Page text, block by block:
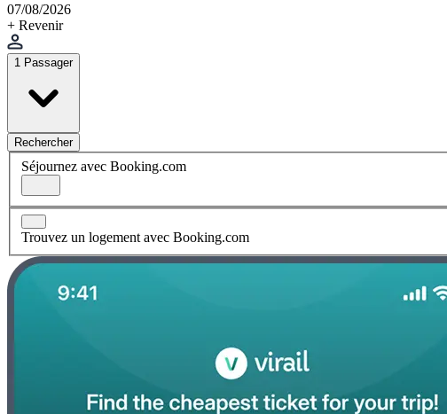
07/08/2026
+ Revenir
1 Passager
Rechercher
Séjournez avec Booking.com
Trouvez un logement avec Booking.com